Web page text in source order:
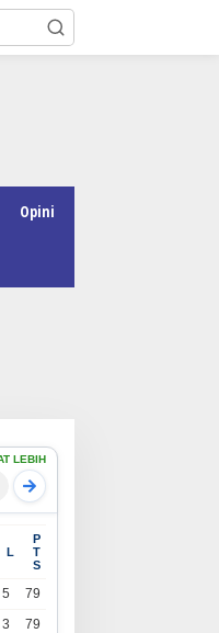
Opini
Jadi Andalan Baru
Ini yang Perlu
Sebelum Ikut Tren Ini
LEBIH
L
P
T
S
5
79
3
79